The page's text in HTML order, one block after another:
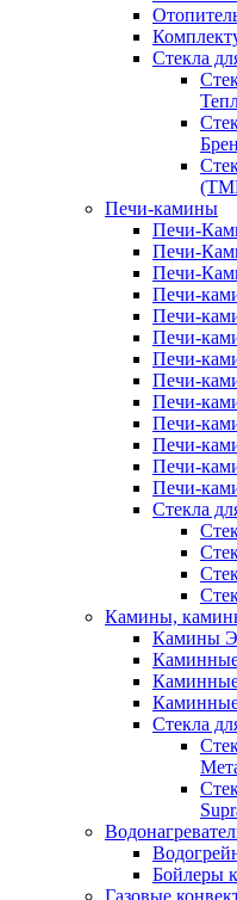
Стекла
Печи-камины
Печи-
Печи-
Печи-
Печи-
Печи-
Печи-
Печи-
Печи-
Печи-
Печи-
Печи-
Печи-
Печи-
Стекла
Камины,
Камины
Стекла
Бойлеры
Газовые